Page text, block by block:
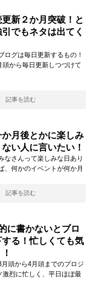
新２か月突破！と
でもネタは出てく
ログは毎日更新するもの！
頭から毎日更新しつづけて
記事を読む
月後とかに楽しみ
い人に言いたい！
なさんって楽しみな日あり
、何かのイベントが何か月
記事を読む
に書かないとブロ
る！忙しくても気
頭から4月頭までのプロジ
激烈に忙しく、平日ほぼ最